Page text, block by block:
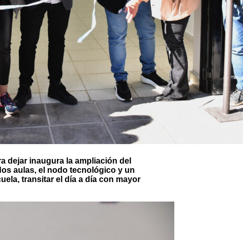
dejar inaugura la ampliación del
aulas, el nodo tecnológico y un
transitar el día a día con mayor